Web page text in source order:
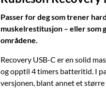
Passer for deg som trener
muskelrestitusjon – eller som
områdene.
Recovery USB-C er en solid
og opptil 4 timers batteritid. I
versjonen, blant annet et